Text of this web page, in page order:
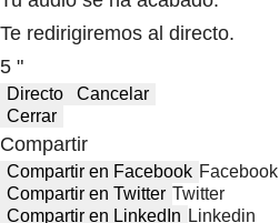
Te redirigiremos al directo.
5 "
Directo
Cancelar
Cerrar
Compartir
Compartir en Facebook Facebook
Compartir en Twitter Twitter
Compartir en LinkedIn Linkedin